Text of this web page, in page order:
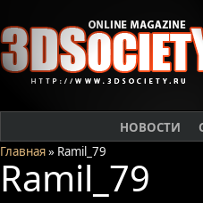
НОВОСТИ
Главная» Ramil_79
Ramil_79